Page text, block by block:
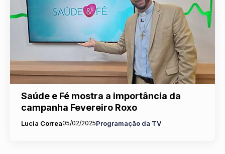
Saúde e Fé mostra a importância da
campanha Fevereiro Roxo
Lucia Correa05/02/2025Programação da TV